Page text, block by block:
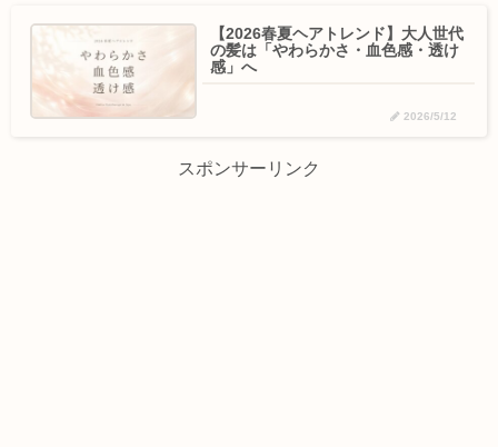
【2026春夏ヘアトレンド】大人世代
の髪は「やわらかさ・血色感・透け
感」へ
2026/5/12
スポンサーリンク